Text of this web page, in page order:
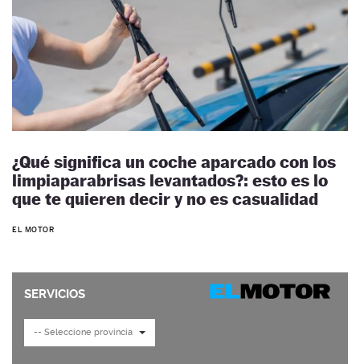
¿Qué significa un coche aparcado con los
limpiaparabrisas levantados?: esto es lo
que te quieren decir y no es casualidad
EL MOTOR